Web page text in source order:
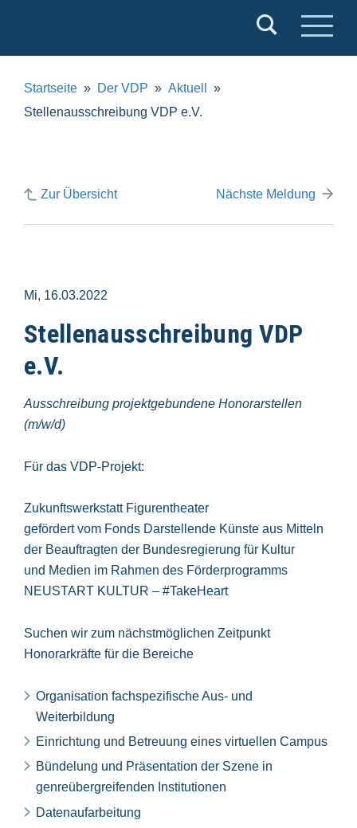
e.V.
Startseite Der VDP
Aktuell
Stellenausschreibung VDP e.V.
Zur Übersicht Nächste Meldung
Mi, 16.03.2022
Stellenausschreibung VDP
e.V.
Ausschreibung projektgebundene Honorarstellen
(m/w/d)
Für das VDP-Projekt:
Zukunftswerkstatt Figurentheater
gefördert vom Fonds Darstellende Künste aus Mitteln
der Beauftragten der Bundesregierung für Kultur
und Medien im Rahmen des Förderprogramms
NEUSTART KULTUR – #TakeHeart
Suchen wir zum nächstmöglichen Zeitpunkt
Honorarkräfte für die Bereiche
Organisation fachspezifische Aus- und
Weiterbildung
Einrichtung und Betreuung eines virtuellen Campus
Bündelung und Präsentation der Szene in
genreübergreifenden Institutionen
Datenaufarbeitung